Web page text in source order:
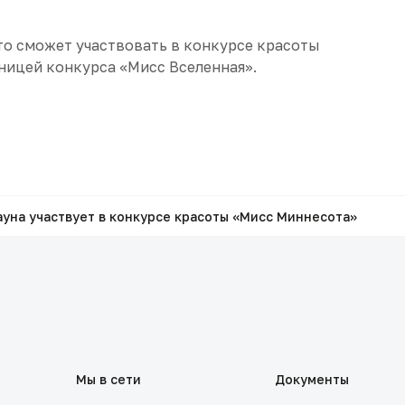
сможет участвовать в конкурсе красоты
конкурса «Мисс Вселенная».
участвует в конкурсе красоты «Мисс Миннесота»
Мы в сети Документы